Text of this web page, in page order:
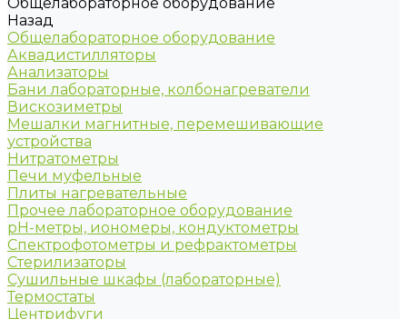
Назад
Общелабораторное оборудование
Аквадистилляторы
Анализаторы
Бани лабораторные, колбонагреватели
Вискозиметры
Мешалки магнитные, перемешивающие
устройства
Нитратометры
Печи муфельные
Плиты нагревательные
Прочее лабораторное оборудование
рН-метры, иономеры, кондуктометры
Спектрофотометры и рефрактометры
Стерилизаторы
Сушильные шкафы (лабораторные)
Термостаты
Центрифуги